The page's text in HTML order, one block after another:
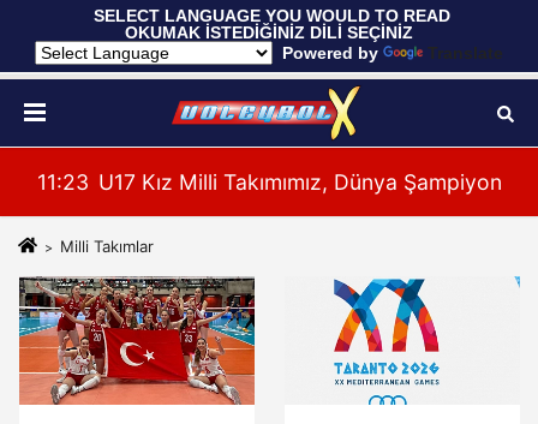
SELECT LANGUAGE YOU WOULD TO READ
OKUMAK İSTEDİĞİNİZ DİLİ SEÇİNİZ
Powered by
Translate
Galibiyetle Başladı
11:21 2026 Akdeniz Oyunları'ndaki Rakiplerimiz
Milli Takımlar